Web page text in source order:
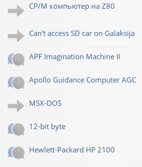
CP/M компьютер на Z80
Can't access SD car on Galaksija
APF Imagination Machine II
Apollo Guidance Computer AGC
MSX-DOS
12-bit byte
Hewlett-Packard HP 2100